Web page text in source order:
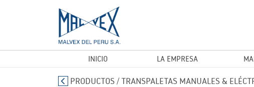
INICIO LA EMPRESA
PRODUCTOS /TRANSPALETAS MANUALES &